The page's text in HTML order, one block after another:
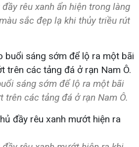
rêu xanh ẩn hiện trong làng
sắc đẹp lạ khi thủy triều rút
sáng sớm để lộ ra một bãi
trên các tảng đá ở rạn Nam Ô.